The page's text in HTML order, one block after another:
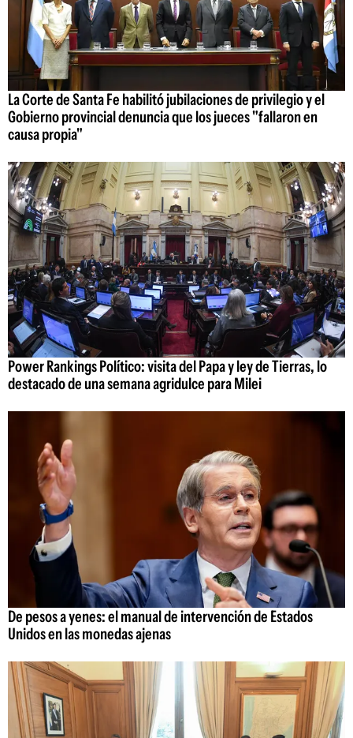
La Corte de Santa Fe habilitó jubilaciones de privilegio y el
Gobierno provincial denuncia que los jueces "fallaron en
causa propia"
Power Rankings Político: visita del Papa y ley de Tierras, lo
destacado de una semana agridulce para Milei
De pesos a yenes: el manual de intervención de Estados
Unidos en las monedas ajenas